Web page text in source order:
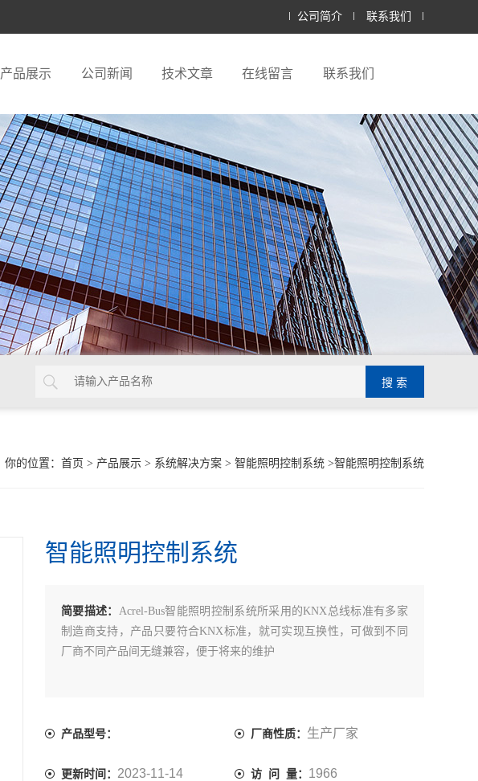
公司简介 联系我们
产品展示 公司新闻 技术文章 在线留言 联系我们
你的位置： 首页 > 产品展示> 系统解决方案> 智能照明控制系统>智能照明控制系统
智能照明控制系统
简要描述： Acrel-Bus智能照明控制系统所采用的KNX总线标准有多家
制造商支持，产品只要符合KNX标准，就可实现互换性，可做到不同
厂商不同产品间无缝兼容，便于将来的维护
产品型号： 厂商性质： 生产厂家
更新时间： 2023-11-14 访 问 量： 1966